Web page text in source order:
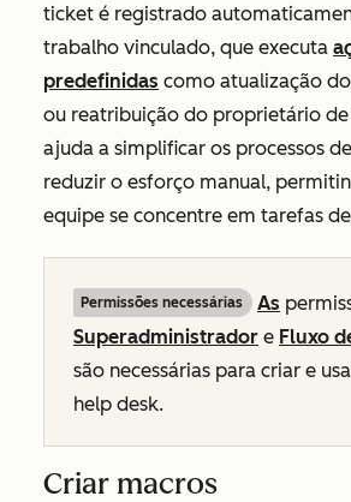
ticket é registrado
trabalho vinculado, que executa
predefinidas como atualização
ou reatribuição do proprietário de
ajuda a simplificar os processos
reduzir o esforço manual,
equipe se concentre em tarefas
Permissões necessárias As
Superadministrador e Fluxo
são necessárias para criar e
help desk.
Criar macros